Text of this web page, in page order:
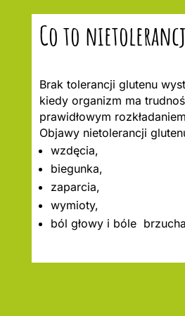
Co to
Brak tolerancji glutenu
kiedy organizm ma
prawidłowym
Objawy nietolerancji
wzdęcia,
biegunka,
zaparcia,
wymioty,
ból głowy i bóle